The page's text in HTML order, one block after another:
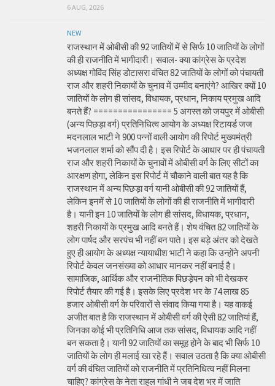
6 AUG, 2026
NEW
राजस्थान में ओबीसी की 92 जातियों में से सिर्फ 10 जातियों के लोगों
की ही राजनीति में भागीदारी। सवाल- क्या कांग्रेस के प्रदेश
अध्यक्ष गोविंद सिंह डोटासरा वंचित 82 जातियों के लोगों को पंचायती
राज और शहरी निकायों के चुनाव में उम्मीद बनाएंगे? आखिर क्यों 10
जातियों के लोग ही सांसद, विधायक, प्रधान, निकाय प्रमुख आदि
बनते हैं? ================ 5 अगस्त को जयपुर में ओबीसी
(अन्य पिछड़ा वर्ग) प्रतिनिधित्व आयोग के अध्यक्ष रिटायर्ड जज
मदनलाल भाटी ने 900 पन्नों वाली आयोग की रिपोर्ट मुख्यमंत्री
भजनलाल शर्मा को सौंप दी है। इस रिपोर्ट के आधार पर ही पंचायती
राज और शहरी निकायों के चुनावों में ओबीसी वर्ग के लिए सीटों का
आरक्षण होगा, लेकिन इस रिपोर्ट में चौकाने वाली बात यह है कि
राजस्थान में अन्य पिछड़ा वर्ग यानी ओबीसी की 92 जातियों हैं,
लेकिन इनमें से 10 जातियों के लोगों की ही राजनीति में भागीदारी
है। यानी इन 10 जातियों के लोग ही सांसद, विधायक, प्रधान,
शहरी निकायों के प्रमुख आदि बनते हैं। शेष वंचित 82 जातियों के
लोग पार्षद और सरपंच भी नहीं बन पाते। इस बड़े अंतर को देखते
हुए ही आयोग के अध्यक्ष न्यायाधीश भाटी ने कहा कि उन्होंने अपनी
रिपोर्ट केवल जनसंख्या को आधार मानकर नहीं बनाई है।
सामाजिक, आर्थिक और राजनीतिक पिछड़ेपन को भी देखकर
रिपोर्ट तैयार की गई है। इसके लिए प्रदेश भर के 74 लाख 85
हजार ओबीसी वर्ग के परिवारों से संवाद किया गया है। यह वाकई
अजीत बात है कि राजस्थान में ओबीसी वर्ग की ऐसी 82 जातियां हैं,
जिनका कोई भी प्रतिनिधि आज तक सांसद, विधायक आदि नहीं
बन सकता है। यानी 92 जातियों का समूह होने के बाद भी सिर्फ 10
जातियों के लोग ही मलाई खा रहे हैं। सवाल उठता है कि क्या ओबीसी
वर्ग की वंचित जातियों को राजनीति में प्रतिनिधित्व नहीं मिलना
चाहिए? कांग्रेस के नेता राहुल गांधी ने जब देश भर में जाति